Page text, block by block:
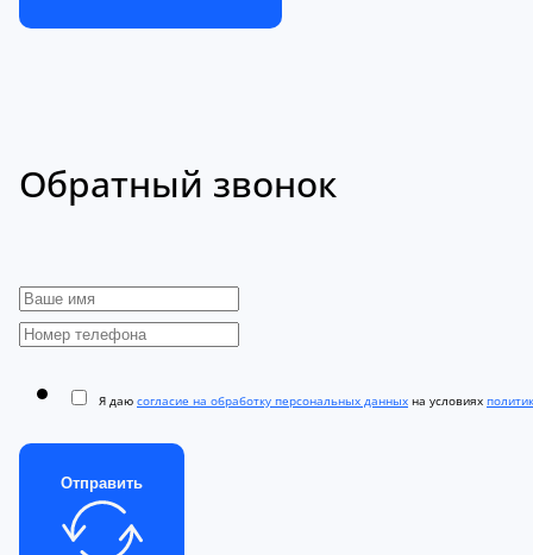
Обратный звонок
Я даю согласие на обработку персональных данных на условиях
Отправить